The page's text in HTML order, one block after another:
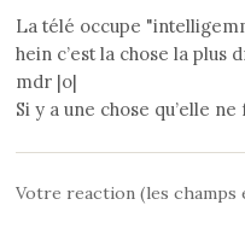
La télé occupe
hein c’est la chose la plus
mdr |o|
Si y a une chose qu’elle
Votre reaction (les